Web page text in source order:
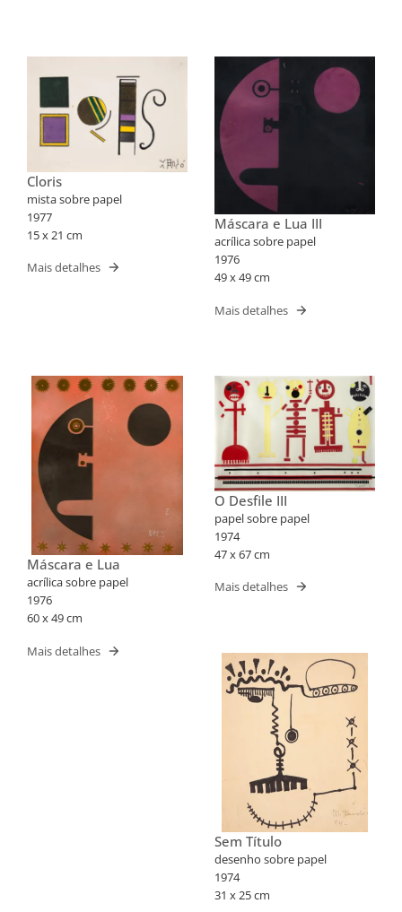
Cloris
mista sobre papel
1977
15 x 21 cm
Mais detalhes
Máscara e Lua III
acrílica sobre papel
1976
49 x 49 cm
Mais detalhes
Máscara e Lua
acrílica sobre papel
1976
60 x 49 cm
Mais detalhes
O Desfile III
papel sobre papel
1974
47 x 67 cm
Mais detalhes
Sem Título
desenho sobre papel
1974
31 x 25 cm